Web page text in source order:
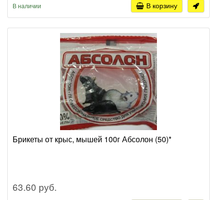
В наличии В корзину
Брикеты от крыс, мышей 100г Абсолон (50)*
63.60 руб.